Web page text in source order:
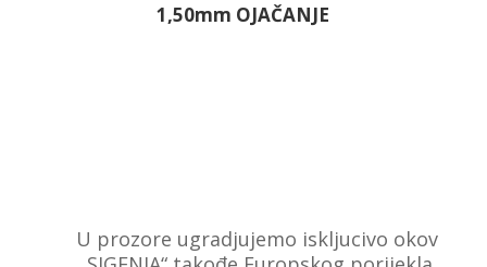
1,50mm OJAČANJE
U prozore ugradjujemo iskljucivo okov